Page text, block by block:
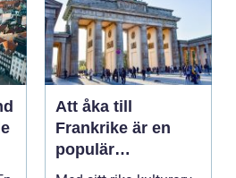
Att åka till
Frankrike är en
populär
destination för